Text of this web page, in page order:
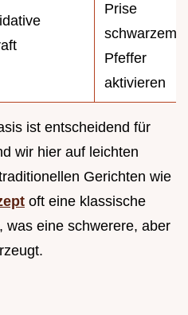
Prise
schwarzem
Pfeffer
aktivieren
ist entscheidend für
wir hier auf leichten
Gerichten wie
oft eine klassische
was eine schwerere, aber